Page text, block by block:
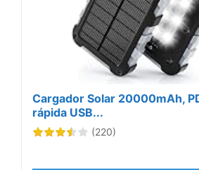
Cargador Solar 20000mAh,
rápida USB...
(220)